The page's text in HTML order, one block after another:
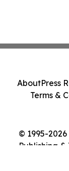
© 1995-
Publishing
AboutPress
Terms &